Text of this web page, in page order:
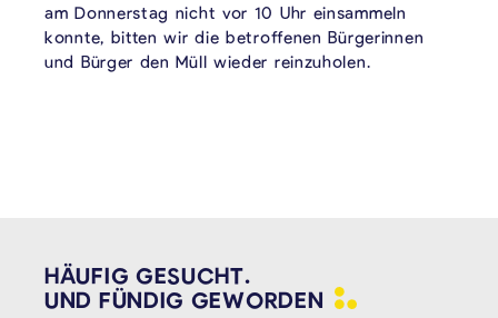
am Donnerstag nicht vor 10 Uhr einsammeln
konnte, bitten wir die betroffenen Bürgerinnen
und Bürger den Müll wieder reinzuholen.
HÄUFIG GESUCHT.
UND FÜNDIG GEWORDEN